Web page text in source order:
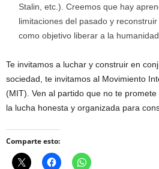
Stalin, etc.). Creemos que hay
limitaciones del pasado y
como objetivo liberar a la
Te invitamos a luchar y construir en
sociedad, te invitamos al Movimiento
(MIT). Ven al partido que no te
la lucha honesta y organizada para
Comparte esto: